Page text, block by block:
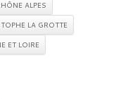
ALPES
LA GROTTE
ET LOIRE